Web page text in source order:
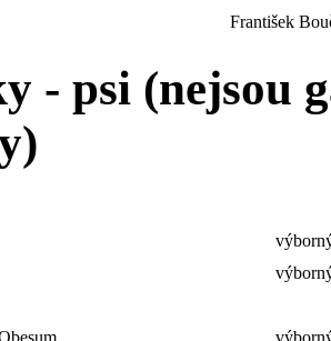
František
- psi (nejsou